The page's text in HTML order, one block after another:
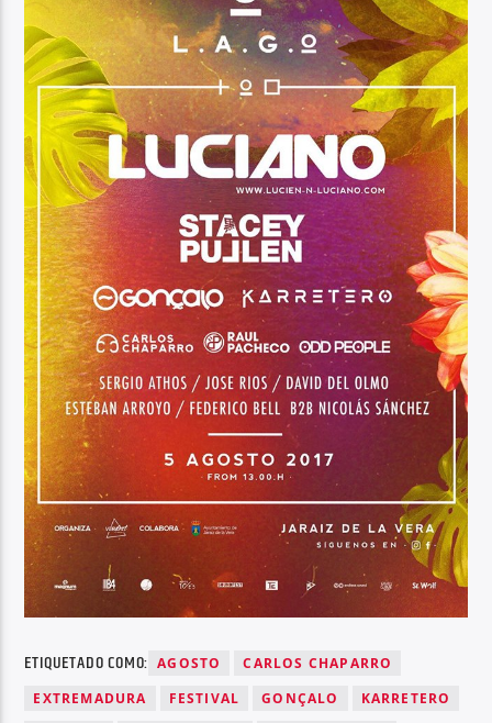
ETIQUETADO COMO: AGOSTO
CARLOS CHAPARRO
EXTREMADURA
FESTIVAL GONÇALO
KARRETERO